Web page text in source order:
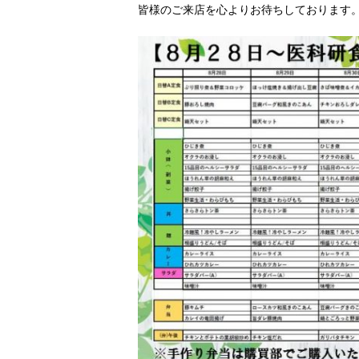
皆様のご来店を心よりお待ちしております